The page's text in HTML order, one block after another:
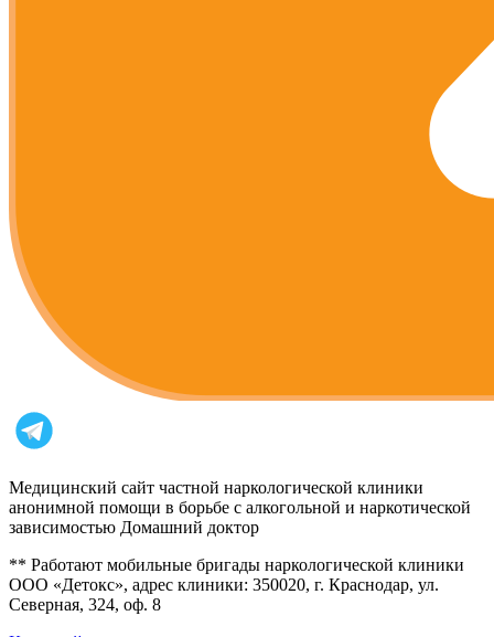
Медицинский сайт частной наркологической клиники
анонимной помощи в борьбе с алкогольной и наркотической
зависимостью Домашний доктор
** Работают мобильные бригады наркологической клиники
ООО «Детокс», адрес клиники: 350020, г. Краснодар, ул.
Северная, 324, оф. 8